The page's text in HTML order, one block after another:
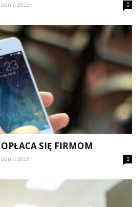
2023 0
SIĘ FIRMOM
2023 0